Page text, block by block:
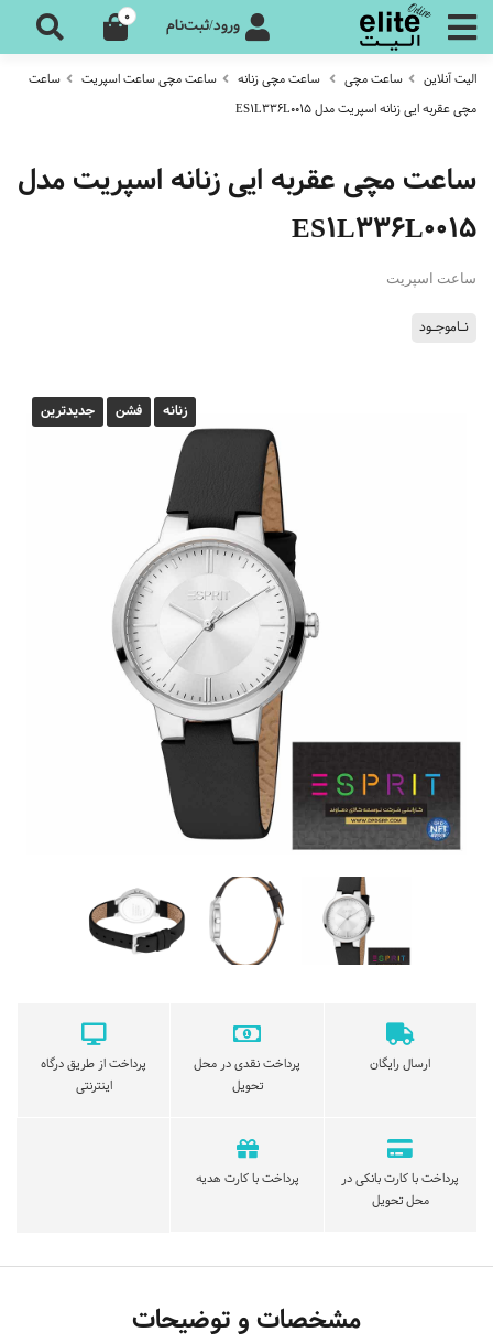
ورود/ثبت‌نام 0
الیت آنلاین ساعت مچی ساعت مچی زنانه ساعت مچی ساعت اسپریت
ساعت
مچی عقربه ایی زنانه اسپریت مدل ES1L336L0015
ساعت مچی عقربه ایی زنانه اسپریت مدل
ES1L336L0015
ساعت اسپریت
نـاموجـود
زنانه فشن جدیدترین
ارسال رایگان
پرداخت نقدی در محل
تحویل
پرداخت از طریق درگاه
اینترنتی
پرداخت با کارت بانکی در
محل تحویل
پرداخت با کارت هدیه
مشخصات و توضیحات